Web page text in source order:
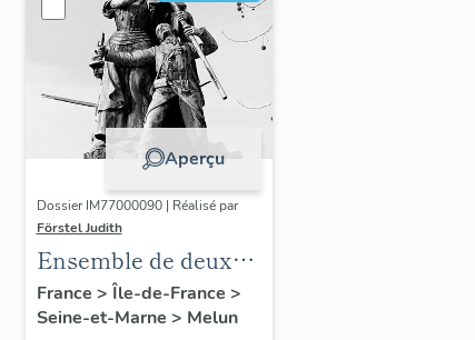
Aperçu
Dossier IM77000090 | Réalisé par
Förstel Judith
Ensemble de deux
groupes sculptés :
Combattre pour la
France > Île-de-France >
Seine-et-Marne > Melun